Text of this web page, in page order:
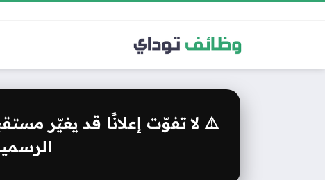
⚠️ لا تفوّت إعلانًا قد يغيّر